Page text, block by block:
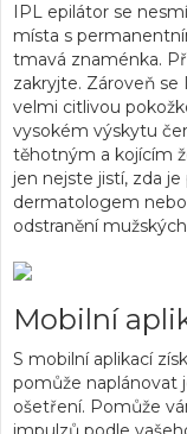
IPL epilátor se
místa s
tmavá znaménka.
zakryjte. Zároveň
velmi citlivou
vysokém výskytu
těhotným a kojícím
jen nejste jistí, zda
dermatologem
odstranění
Mobilní
S mobilní aplikací
pomůže naplánovat
ošetření. Pomůže